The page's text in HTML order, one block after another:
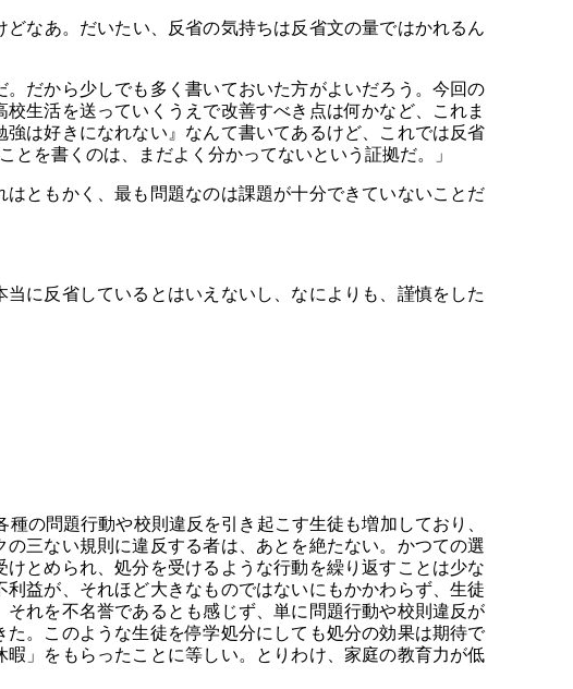
なあ。だいたい、反省の気持ちは反省文の量ではかれるん
だから少しでも多く書いておいた方がよいだろう。今回の
生活を送っていくうえで改善すべき点は何かなど、これま
は好きになれない』なんて書いてあるけど、これでは反省
を書くのは、まだよく分かってないという証拠だ。」
ともかく、最も問題なのは課題が十分できていないことだ
に反省しているとはいえないし、なによりも、謹慎をした
の問題行動や校則違反を引き起こす生徒も増加しており、
三ない規則に違反する者は、あとを絶たない。かつての選
とめられ、処分を受けるような行動を繰り返すことは少な
益が、それほど大きなものではないにもかかわらず、生徒
れを不名誉であるとも感じず、単に問題行動や校則違反が
。このような生徒を停学処分にしても処分の効果は期待で
」をもらったことに等しい。とりわけ、家庭の教育力が低